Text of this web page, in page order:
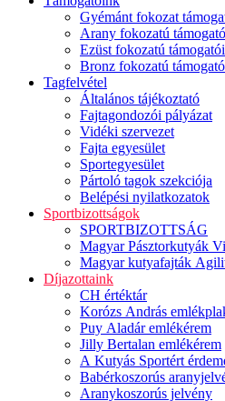
Gyémánt fokozat
Arany fokozatú
Ezüst fokozatú
Bronz fokozatú
Tagfelvétel
Általános tájékoztató
Fajtagondozói pályázat
Vidéki szervezet
Fajta egyesület
Sportegyesület
Pártoló tagok szekciója
Belépési nyilatkozatok
Sportbizottságok
SPORTBIZOTTSÁG
Magyar Pásztorkutyák
Magyar kutyafajták
Díjazottaink
CH értéktár
Korózs András
Puy Aladár emlékérem
Jilly Bertalan emlékérem
A Kutyás Sportért
Babérkoszorús
Aranykoszorús jelvény